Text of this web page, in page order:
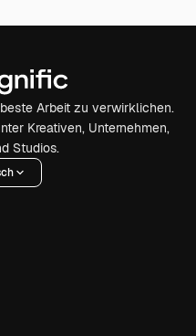
Arbeit zu verwirklichen.
Kreativen, Unternehmen,
Studios.